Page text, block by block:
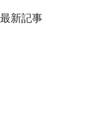
最新記事